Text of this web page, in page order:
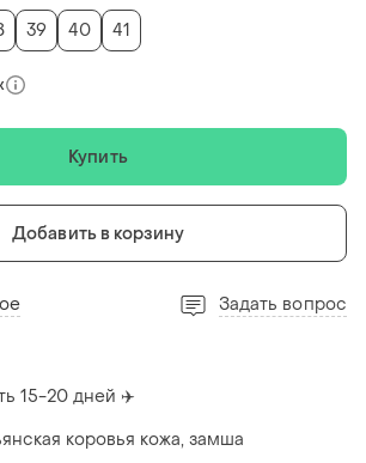
39 40 41
Купить
Добавить в корзину
Задать вопрос
15-20 дней ✈️
коровья кожа, замша